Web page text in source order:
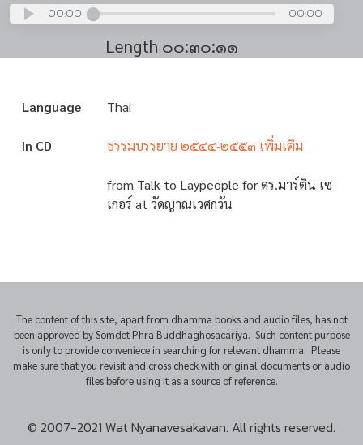
00:00 00:00
Length ๐๐:๓๐:๑๑
Language Thai
In CD ธรรมบรรยาย ๒๕๔๔-๒๕๕๓ เพิ่มเติม
from Talk to Laypeople for ดร.มาร์ติน เซ
เกอร์ at วัดญาณเวศกวัน
The content of this site, apart from dhamma books and audio files, has not
been approved by Somdet Phra Buddhaghosacariya. Such content purpose
is only to provide conveniece in searching for relevant dhamma. Please
make sure that you revisit and cross check with original documents or audio
files before using it as a source of reference.
© 2007-2021 Wat Nyanavesakavan. All rights reserved.